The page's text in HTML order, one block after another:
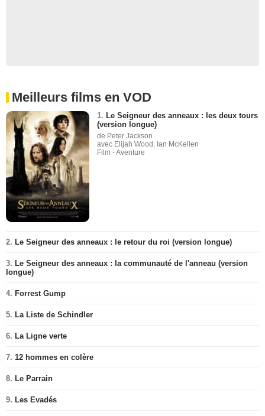
Meilleurs films en VOD
1. Le Seigneur des anneaux : les deux tours
(version longue)
de Peter Jackson
avec Elijah Wood, Ian McKellen
Film - Aventure
2. Le Seigneur des anneaux : le retour du roi (version longue)
3. Le Seigneur des anneaux : la communauté de l'anneau (version
longue)
4. Forrest Gump
5. La Liste de Schindler
6. La Ligne verte
7. 12 hommes en colère
8. Le Parrain
9. Les Evadés